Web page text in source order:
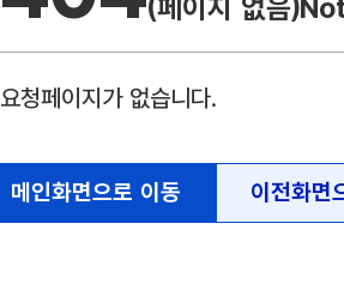
(페이지 없음)
요청페이지가 없습니다.
메인화면으로 이동 이전화면